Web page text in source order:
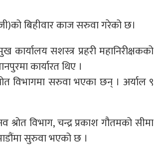
बिहीवार काज सरुवा गरेको छ।
सशस्त्र प्रहरी महानिरीक्षकको
कार्यारत थिए ।
विभागमा सरुवा भएका छन् । अर्याल ९
विभाग, चन्द्र प्रकाश गौतमको सीमा
सुरुवा भएको छ ।